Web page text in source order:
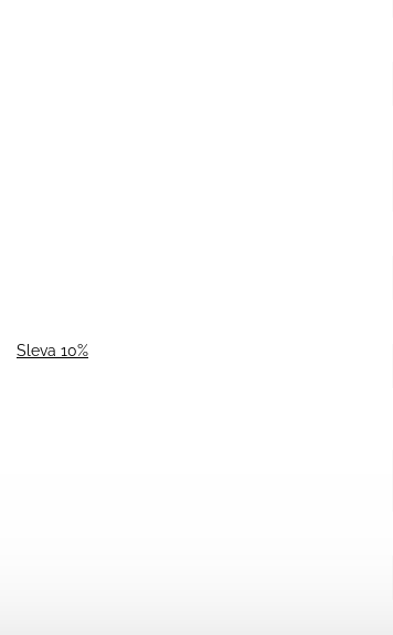
Sleva 10%